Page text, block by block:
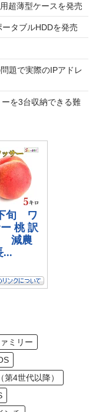
超薄型ケースを発売
タブルHDDを発売
題で実際のIPアドレ
を3台収納できる難
ミリー
第4世代以降）